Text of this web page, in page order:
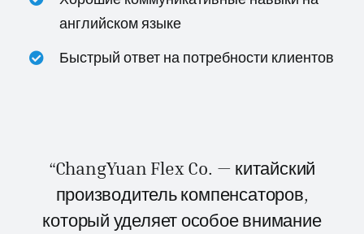
английском языке
Быстрый ответ на потребности клиентов
“ChangYuan Flex Co. — китайский
производитель компенсаторов,
который уделяет особое внимание